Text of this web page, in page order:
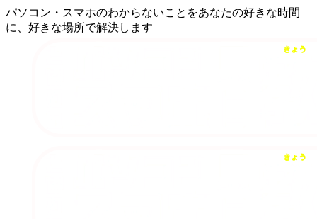
パソコン・スマホのわからないことをあなたの好きな時間
に、好きな場所で解決します